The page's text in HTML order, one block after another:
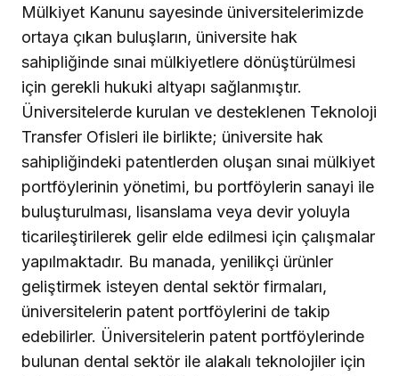
Mülkiyet Kanunu sayesinde üniversitelerimizde
ortaya çıkan buluşların, üniversite hak
sahipliğinde sınai mülkiyetlere dönüştürülmesi
için gerekli hukuki altyapı sağlanmıştır.
Üniversitelerde kurulan ve desteklenen Teknoloji
Transfer Ofisleri ile birlikte; üniversite hak
sahipliğindeki patentlerden oluşan sınai mülkiyet
portföylerinin yönetimi, bu portföylerin sanayi ile
buluşturulması, lisanslama veya devir yoluyla
ticarileştirilerek gelir elde edilmesi için çalışmalar
yapılmaktadır. Bu manada, yenilikçi ürünler
geliştirmek isteyen dental sektör firmaları,
üniversitelerin patent portföylerini de takip
edebilirler. Üniversitelerin patent portföylerinde
bulunan dental sektör ile alakalı teknolojiler için